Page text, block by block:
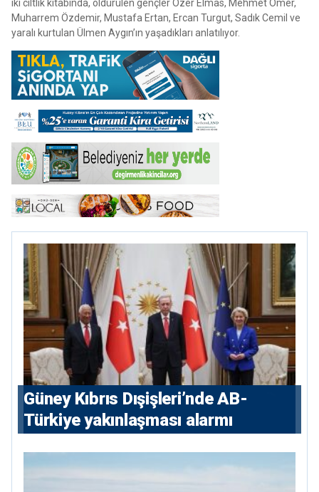
iki ciltlik kitabında, öldürülen gençler Özer Elmas, Mehmet Ömer,
Muharrem Özdemir, Mustafa Ertan, Ercan Turgut, Sadık Cemil ve
yaralı kurtulan Ülmen Aygın’ın yaşadıkları anlatılıyor.
Güney Kıbrıs Dışişleri’nde AB-
Türkiye yakınlaşması alarmı